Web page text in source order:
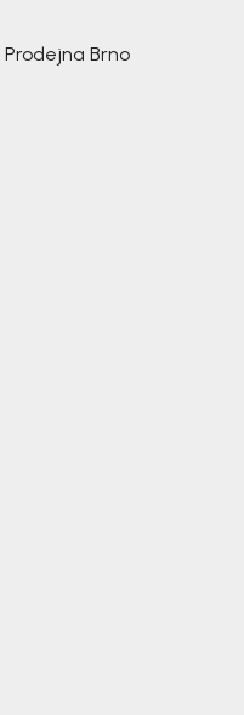
Prodejna Brno